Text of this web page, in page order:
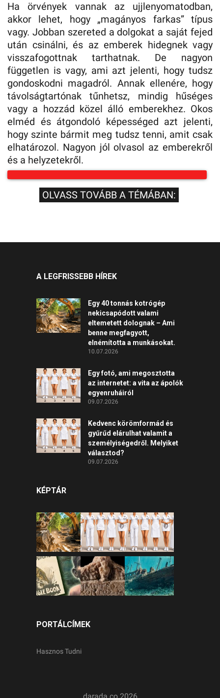
Ha örvények vannak az ujjlenyomatodban,
akkor lehet, hogy „magányos farkas” típus
vagy. Jobban szereted a dolgokat a saját fejed
után csinálni, és az emberek hidegnek vagy
visszafogottnak tarthatnak. De nagyon
független is vagy, ami azt jelenti, hogy tudsz
gondoskodni magadról. Annak ellenére, hogy
távolságtartónak tűnhetsz, mindig hűséges
vagy a hozzád közel álló emberekhez. Okos
elméd és átgondoló képességed azt jelenti,
hogy szinte bármit meg tudsz tenni, amit csak
elhatározol. Nagyon jól olvasol az emberekről
és a helyzetekről.
OLVASS TOVÁBB A TÉMÁBAN:
A LEGFRISSEBB HÍREK
Egy 40 tonnás kotrógép
nekicsapódott valami
eltemetett dolognak – Ami
benne megfagyott,
elnémította a munkásokat.
10.07.2026
Egy fotó, ami megosztotta
az internetet: a vita az ápolók
egyenruháiról
09.07.2026
Kedvenc körömformád és
gyűrűd elárulhat valamit a
személyiségedről. Melyiket
választod?
09.07.2026
KÉPTÁR
PORTÁLCÍMEK
Hasznos Tudni